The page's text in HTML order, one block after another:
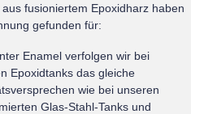
aus fusioniertem Epoxidharz haben
gefunden für:
Enamel verfolgen wir bei
Epoxidtanks das gleiche
wie bei unseren
Glas-Stahl-Tanks und